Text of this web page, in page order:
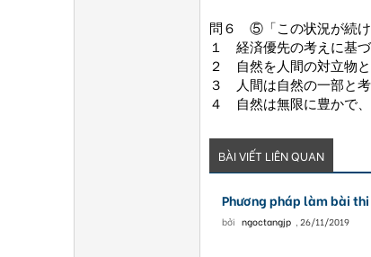
問６ ⑤「この状況が続け
１ 経済優先の考えに基づ
２ 自然を人間の
３ 人間は自然の一部と考
４ 自然は無限に豊かで、
BÀI VIẾT LIÊN QUAN
Phương pháp làm bài
bởi ngoctangjp , 26/11/2019